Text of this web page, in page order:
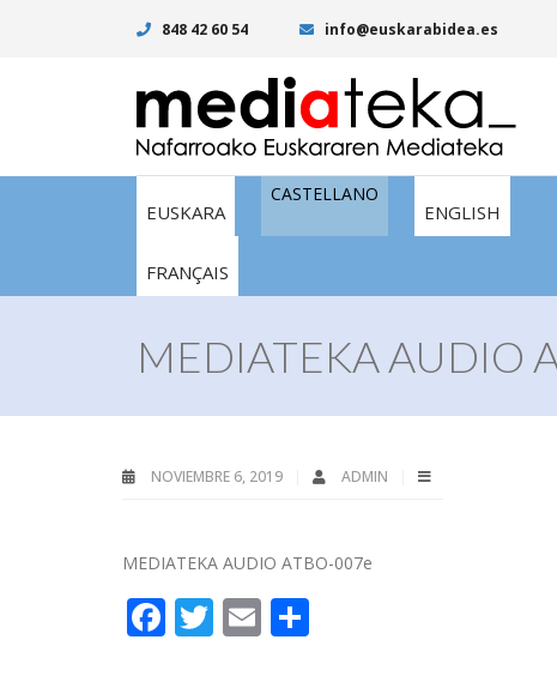
848 42 60 54 info@euskarabidea.es
EUSKARA
CASTELLANO
ENGLISH
FRANÇAIS
MEDIATEKA AUDIO
NOVIEMBRE 6, 2019 ADMIN
MEDIATEKA AUDIO ATBO-007e
Facebook
Twitter
Email